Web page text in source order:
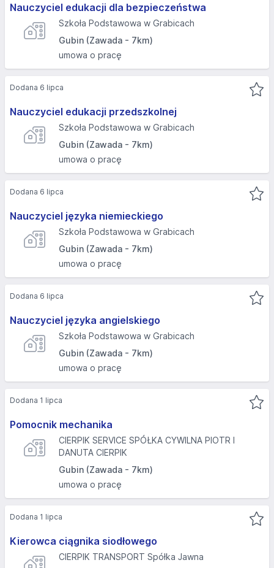
Nauczyciel edukacji dla bezpieczeństwa
Szkoła Podstawowa w Grabicach
Gubin (Zawada - 7km)
umowa o pracę
Nauczyciel edukacji przedszkolnej
Szkoła Podstawowa w Grabicach
Gubin (Zawada - 7km)
umowa o pracę
Dodana 6 lipca
Nauczyciel języka niemieckiego
Szkoła Podstawowa w Grabicach
Gubin (Zawada - 7km)
umowa o pracę
Dodana 6 lipca
Nauczyciel języka angielskiego
Szkoła Podstawowa w Grabicach
Gubin (Zawada - 7km)
umowa o pracę
Dodana 6 lipca
Pomocnik mechanika
CIERPIK SERVICE SPÓŁKA CYWILNA PIOTR I
DANUTA CIERPIK
Gubin (Zawada - 7km)
umowa o pracę
Dodana 1 lipca
Kierowca ciągnika siodłowego
CIERPIK TRANSPORT Spółka Jawna
Dodana 1 lipca